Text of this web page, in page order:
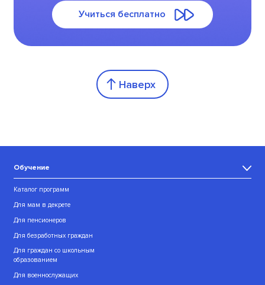
Учиться бесплатно
Наверх
Обучение
Каталог программ
Для мам в декрете
Для пенсионеров
Для безработных граждан
Для граждан со школьным
образованием
Для военнослужащих